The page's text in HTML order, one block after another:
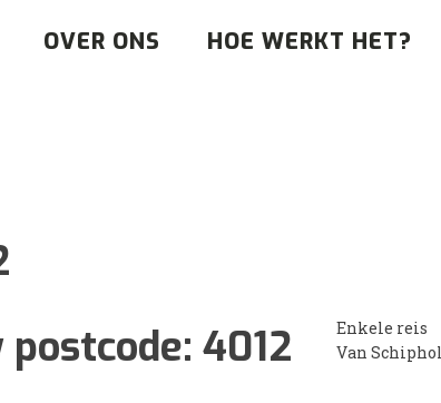
OVER ONS HOE WERKT HET?
postcode: 4012
Enkele reis
Van Schiphol